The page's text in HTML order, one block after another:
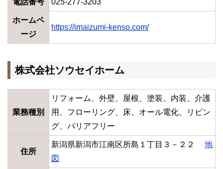
ホームペ
ージ
https://imaizumi-kenso.com/
株式会社ソウセイホーム
業務種別
リフォーム、外壁、屋根、塗装、内装、介護
用、フローリング、床、オール電化、リビン
グ、バリアフリー
住所
新潟県新潟市江南区所島１丁目３－２２ 地
図